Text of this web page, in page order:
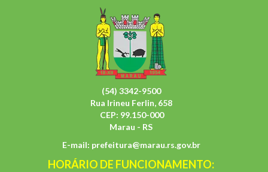
(54) 3342-9500
Rua Irineu Ferlin, 658
CEP: 99.150-000
Marau - RS
E-mail: prefeitura@marau.rs.gov.br
HORÁRIO DE FUNCIONAMENTO: